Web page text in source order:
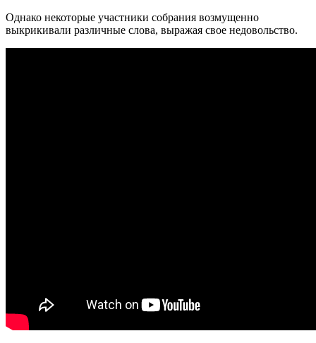
Однако некоторые участники собрания возмущенно
выкрикивали различные слова, выражая свое недовольство.